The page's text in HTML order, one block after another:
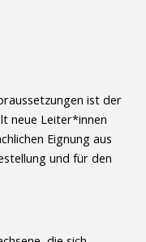
ist der
neue Leiter*innen
Eignung aus
und für den